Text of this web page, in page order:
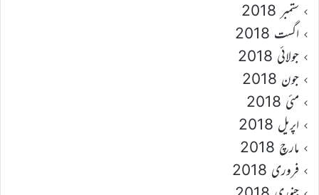
ستمبر 2018
اگست 2018
جولائی 2018
جون 2018
مئی 2018
اپریل 2018
مارچ 2018
فروری 2018